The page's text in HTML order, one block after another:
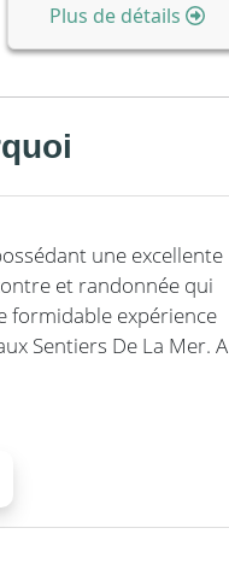
Plus de détails
une excellente
et randonnée qui
formidable expérience
Sentiers De La Mer. A